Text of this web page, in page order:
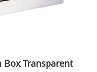
Box Transparent